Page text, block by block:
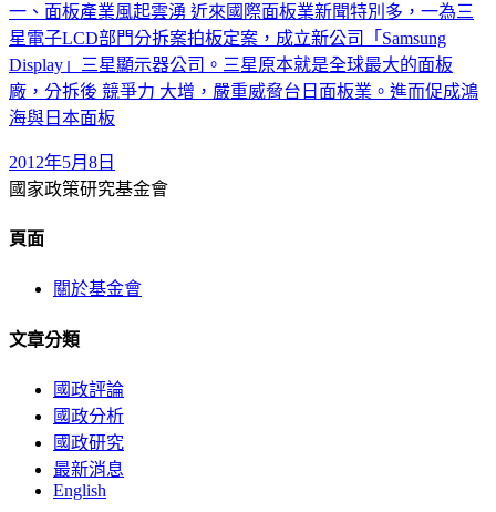
一、面板產業風起雲湧 近來國際面板業新聞特別多，一為三
星電子LCD部門分拆案拍板定案，成立新公司「Samsung
Display」三星顯示器公司。三星原本就是全球最大的面板
廠，分拆後 競爭力 大增，嚴重威脅台日面板業。進而促成鴻
海與日本面板
2012年5月8日
國家政策研究基金會
頁面
關於基金會
文章分類
國政評論
國政分析
國政研究
最新消息
English